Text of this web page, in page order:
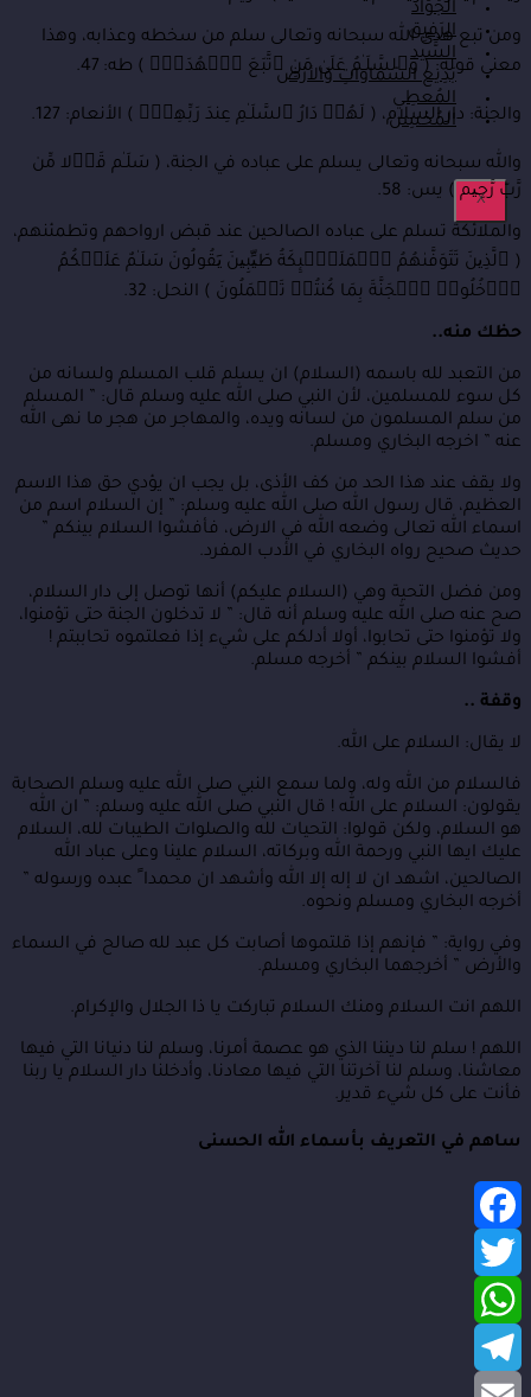
الجَوّاد
الرَفيِق
السَّيد
بَدِيع السّمَاواتِ وَالأرْض
المُعطِي
المُحْسِن
X
ومن تبع هدى الله سبحانه وتعالى سلم من سخطه وعذابه، وهذا
معنى قوله: ( وَٱلسَّلَـٰمُ عَلَىٰ مَنِ ٱتَّبَعَ ٱلۡهُدَىٰۤ ) طه: 47.
والجنة: دار السلام، ( لَهُمۡ دَارُ ٱلسَّلَـٰمِ عِندَ رَبِّهِمۡۖ ) الأنعام: 127.
والله سبحانه وتعالى يسلم على عباده في الجنة، ( سَلَـٰم قَوۡلا مِّن
رَّبّ رَّحِیم ) يس: 58.
والملائكة تسلم على عباده الصالحين عند قبض ارواحهم وتطمئنهم،
( ٱلَّذِینَ تَتَوَفَّىٰهُمُ ٱلۡمَلَـٰۤىِٕكَةُ طَیِّبِینَ یَقُولُونَ سَلَـٰمٌ عَلَیۡكُمُ
ٱدۡخُلُوا۟ ٱلۡجَنَّةَ بِمَا كُنتُمۡ تَعۡمَلُونَ ) النحل: 32.
حظك منه..
من التعبد لله باسمه (السلام) ان يسلم قلب المسلم ولسانه من
كل سوء للمسلمين، لأن النبي صلى الله عليه وسلم قال: ” المسلم
من سلم المسلمون من لسانه ويده، والمهاجر من هجر ما نهى الله
عنه ” اخرجه البخاري ومسلم.
ولا يقف عند هذا الحد من كف الأذى، بل يجب ان يؤدي حق هذا الاسم
العظيم، قال رسول الله صلى الله عليه وسلم: ” إن السلام اسم من
اسماء الله تعالى وضعه الله في الارض، فأفشوا السلام بينكم ”
حديث صحيح رواه البخاري في الأدب المفرد.
ومن فضل التحية وهي (السلام عليكم) أنها توصل إلى دار السلام،
صح عنه صلى الله عليه وسلم أنه قال: ” لا تدخلون الجنة حتى تؤمنوا،
ولا تؤمنوا حتى تحابوا، أولا أدلكم على شيء إذا فعلتموه تحاببتم !
أفشوا السلام بينكم ” أخرجه مسلم.
وقفة ..
لا يقال: السلام على الله.
فالسلام من الله وله، ولما سمع النبي صلى الله عليه وسلم الصحابة
يقولون: السلام على الله ! قال النبي صلى الله عليه وسلم: ” ان الله
هو السلام، ولكن قولوا: التحيات لله والصلوات الطيبات لله، السلام
عليك ايها النبي ورحمة الله وبركاته، السلام علينا وعلى عباد الله
الصالحين، اشهد ان لا إله إلا الله وأشهد ان محمدا ً عبده ورسوله ”
أخرجه البخاري ومسلم ونحوه.
وفي رواية: ” فإنهم إذا قلتموها أصابت كل عبد لله صالح في السماء
والأرض ” أخرجهما البخاري ومسلم.
اللهم انت السلام ومنك السلام تباركت يا ذا الجلال والإكرام.
اللهم ! سلم لنا ديننا الذي هو عصمة أمرنا، وسلم لنا دنيانا التي فيها
معاشنا، وسلم لنا آخرتنا التي فيها معادنا، وأدخلنا دار السلام يا ربنا
فأنت على كل شيء قدير.
ساهم في التعريف بأسماء الله الحسنى